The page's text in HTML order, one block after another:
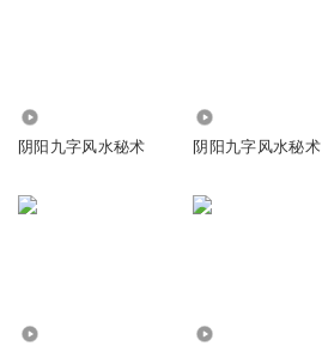
阴阳九字风水秘术 阴阳九字风水秘术